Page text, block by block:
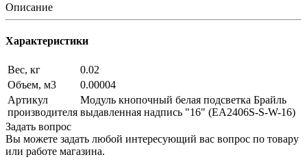
Описание
Характеристики
Вес, кг
0.02
Объем, м3
0.00004
Артикул
производителя
Модуль кнопочный белая подсветка Брайль
выдавленная надпись "16" (EA2406S-S-W-16)
Задать вопрос
Вы можете задать любой интересующий вас вопрос по товару
или работе магазина.